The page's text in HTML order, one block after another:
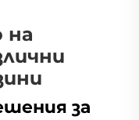
на
за